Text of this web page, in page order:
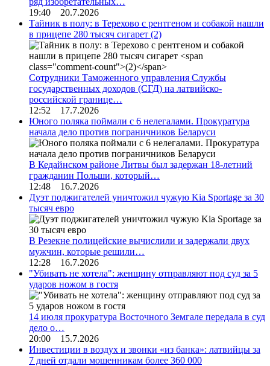
19:40 20.7.2026
Тайник в полу: в Терехово с рентгеном и собакой нашли
в прицепе 280 тысяч сигарет (2)
Сотрудники Таможенного управления Службы
государственных доходов (СГД) на латвийско-
российской границе…
12:52 17.7.2026
Юного поляка поймали с 6 нелегалами. Прокуратура
начала дело против пограничников Беларуси
В Кедайнском районе Литвы был задержан 18-летний
гражданин Польши, который…
12:48 16.7.2026
Дуэт поджигателей уничтожил чужую Kia Sportage за 30
тысяч евро
В Резекне полицейские вычислили и задержали двух
мужчин, которые решили…
12:28 16.7.2026
"Убивать не хотела": женщину отправляют под суд за 5
ударов ножом в гостя
14 июля прокуратура Восточного Земгале передала в суд
дело о…
20:00 15.7.2026
Инвестиции в воздух и звонки «из банка»: латвийцы за
7 дней отдали мошенникам более 360 000